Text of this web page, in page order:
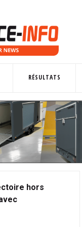
RÉSULTATS
hors